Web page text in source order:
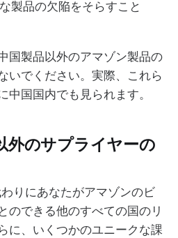
製品の欠陥をそらすこと
国製品以外のアマゾン製品の
いでください。実際、これら
国国内でも見られます。
外のサプライヤーの
りにあなたがアマゾンのビ
のできる他のすべての国のリ
に、いくつかのユニークな課